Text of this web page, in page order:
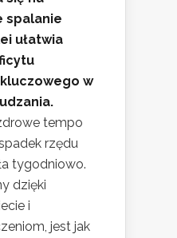
spalanie
ułatwia
w
tempo
rzędu
tygodniowo.
dzięki
i
jest jak